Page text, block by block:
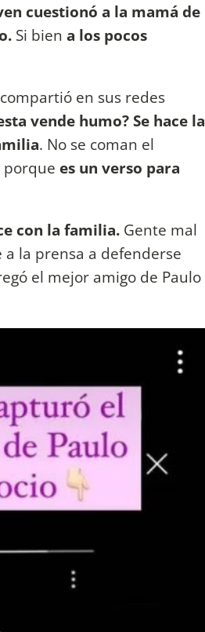
cuestionó a la mamá de
Si bien a los pocos
en sus redes
vende humo? Se hace la
. No se coman el
porque es un verso para
con la familia. Gente mal
la prensa a defenderse
el mejor amigo de Paulo